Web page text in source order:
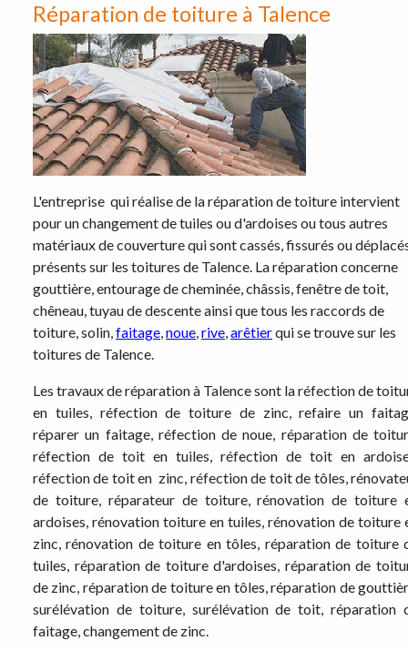
Réparation de toiture à Talence
L'entreprise qui réalise de la réparation de toiture intervient
pour un changement de tuiles ou d'ardoises ou tous autres
matériaux de couverture qui sont cassés, fissurés ou
présents sur les toitures de Talence. La réparation concerne
gouttière, entourage de cheminée, châssis, fenêtre de toit,
chêneau, tuyau de descente ainsi que tous les raccords de
toiture, solin,faitage,noue,rive,arêtierqui se trouve sur les
toitures de Talence.
Les travaux de réparation à Talence sont la réfection de
en tuiles, réfection de toiture de zinc, refaire un
réparer un faitage, réfection de noue, réparation de
réfection de toit en tuiles, réfection de toit en
réfection de toit en zinc, réfection de toit de tôles,
de toiture, réparateur de toiture, rénovation de toiture
ardoises, rénovation toiture en tuiles, rénovation de toiture
zinc, rénovation de toiture en tôles, réparation de toiture
tuiles, réparation de toiture d'ardoises, réparation de
de zinc, réparation de toiture en tôles, réparation de
surélévation de toiture, surélévation de toit, réparation
faitage, changement de zinc.